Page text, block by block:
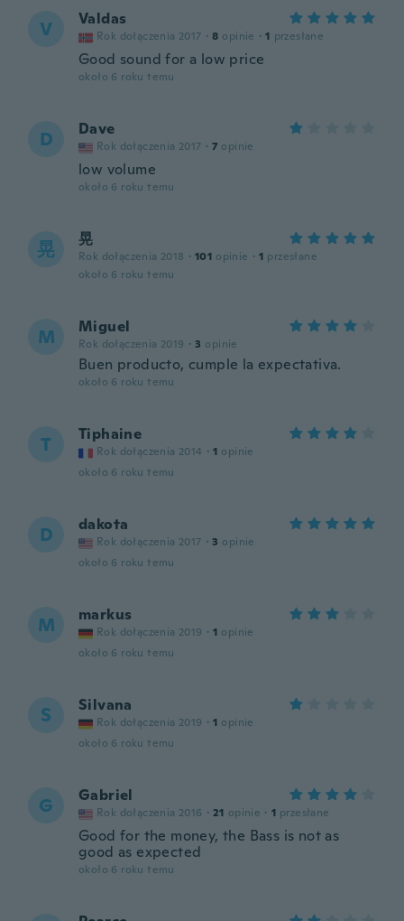
V Valdas
Rok dołączenia 2017 · 8 opinie · 1 przesłane
Good sound for a low price
około 6 roku temu
D Dave
Rok dołączenia 2017 · 7 opinie
low volume
około 6 roku temu
晃 晃
Rok dołączenia 2018 · 101 opinie · 1 przesłane
około 6 roku temu
M Miguel
Rok dołączenia 2019 · 3 opinie
Buen producto, cumple la expectativa.
około 6 roku temu
T Tiphaine
Rok dołączenia 2014 · 1 opinie
około 6 roku temu
D dakota
Rok dołączenia 2017 · 3 opinie
około 6 roku temu
M markus
Rok dołączenia 2019 · 1 opinie
około 6 roku temu
S Silvana
Rok dołączenia 2019 · 1 opinie
około 6 roku temu
G Gabriel
Rok dołączenia 2016 · 21 opinie · 1 przesłane
Good for the money, the Bass is not as
good as expected
około 6 roku temu